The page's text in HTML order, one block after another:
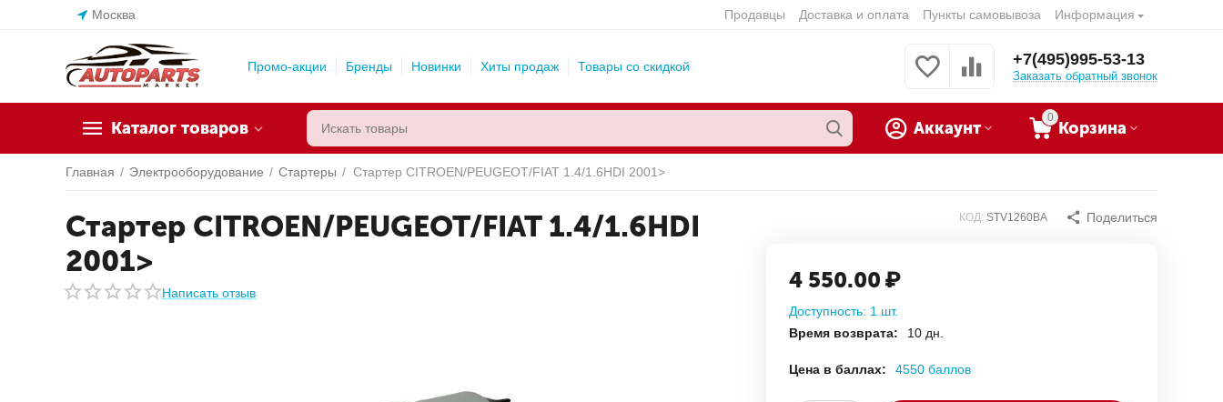
Москва Продавцы Доставка и оплата Пункты самовывоза Информация
Промо-акции Бренды Новинки Хиты продаж Товары со скидкой +7(495)995-53-13
Заказать обратный звонок
Каталог товаров
0
Корзина
Аккаунт
Главная / Электрооборудование / Стартеры / Стартер CITROEN/PEUGEOT/FIAT 1.4/1.6HDI 2001>
Стартер CITROEN/PEUGEOT/FIAT 1.4/1.6HDI
2001>
Написать отзыв
КОД: STV1260BA Поделиться
4 550.00 ₽
Доступность: 1 шт.
Время возврата:
10 дн.
Цена в баллах: 4550 баллов